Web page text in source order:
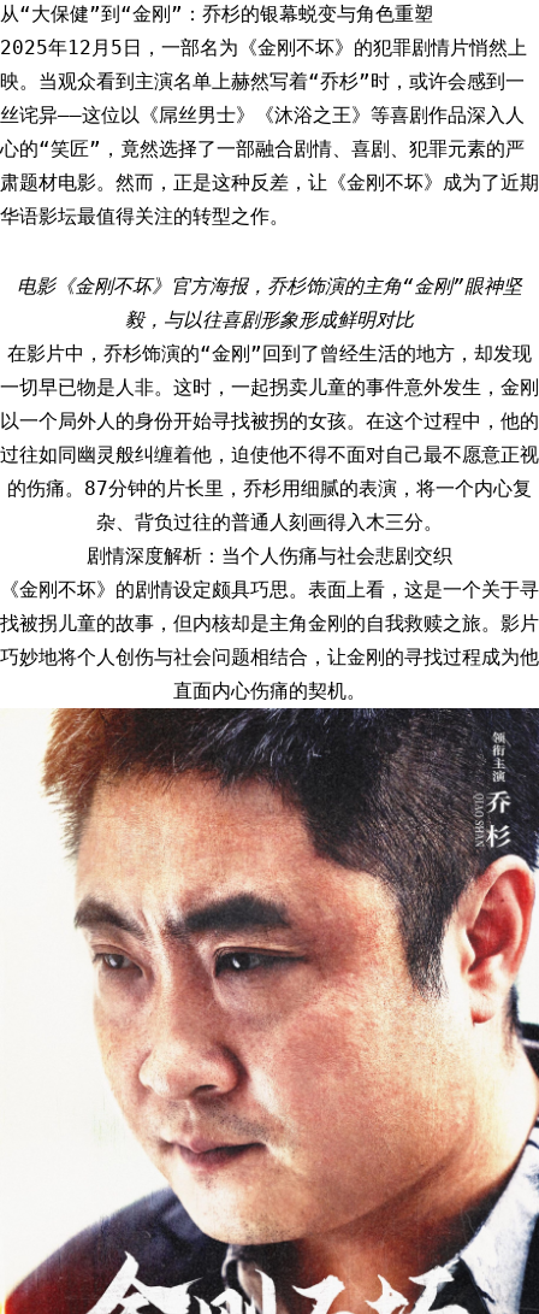
从“大保健”到“金刚”：乔杉的银幕蜕变与角色重塑
2025年12月5日，一部名为《金刚不坏》的犯罪剧情片悄然上
映。当观众看到主演名单上赫然写着“乔杉”时，或许会感到一
丝诧异——这位以《屌丝男士》《沐浴之王》等喜剧作品深入人
心的“笑匠”，竟然选择了一部融合剧情、喜剧、犯罪元素的严
肃题材电影。然而，正是这种反差，让《金刚不坏》成为了近期
华语影坛最值得关注的转型之作。
电影《金刚不坏》官方海报，乔杉饰演的主角“金刚”眼神坚
毅，与以往喜剧形象形成鲜明对比
在影片中，乔杉饰演的“金刚”回到了曾经生活的地方，却发现
一切早已物是人非。这时，一起拐卖儿童的事件意外发生，金刚
以一个局外人的身份开始寻找被拐的女孩。在这个过程中，他的
过往如同幽灵般纠缠着他，迫使他不得不面对自己最不愿意正视
的伤痛。87分钟的片长里，乔杉用细腻的表演，将一个内心复
杂、背负过往的普通人刻画得入木三分。
剧情深度解析：当个人伤痛与社会悲剧交织
《金刚不坏》的剧情设定颇具巧思。表面上看，这是一个关于寻
找被拐儿童的故事，但内核却是主角金刚的自我救赎之旅。影片
巧妙地将个人创伤与社会问题相结合，让金刚的寻找过程成为他
直面内心伤痛的契机。